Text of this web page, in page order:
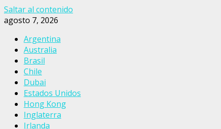
Saltar al contenido
agosto 7, 2026
Argentina
Australia
Brasil
Chile
Dubai
Estados Unidos
Hong Kong
Inglaterra
Irlanda